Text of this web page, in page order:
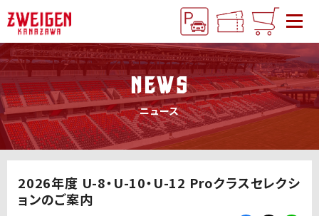
NEWS
ニュース
2026年度 U-8・U-10・U-12 Proクラスセレクシ
ョンのご案内